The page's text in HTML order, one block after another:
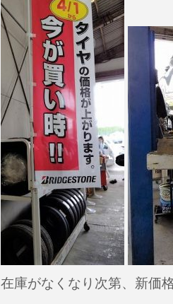
在庫がなくなり次第、新価